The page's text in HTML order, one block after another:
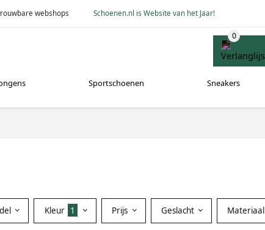
webshops Schoenen.nl is Website van het Jaar!
Sportschoenen Sneakers
Kleur 1 Prijs Geslacht Materiaal